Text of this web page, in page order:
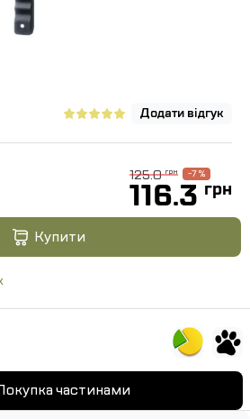
Додати відгук
125.0грн -7 %
116.3 грн
Купити
частинами